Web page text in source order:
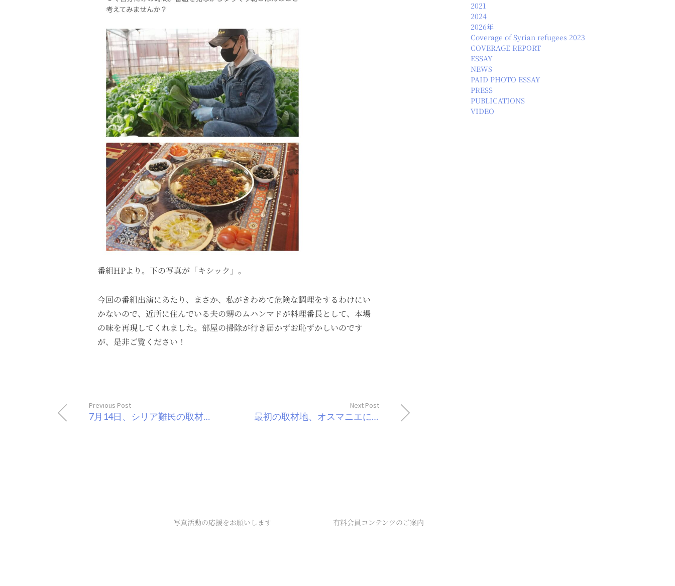
番組HPより。下の写真が「キシック」。
今回の番組出演にあたり、まさか、私がきわめて危険な調理をするわけにい
かないので、近所に住んでいる夫の甥のムハンマドが料理番長として、本場
の味を再現してくれました。部屋の掃除が行き届かずお恥ずかしいのです
が、是非ご覧ください！
Previous Post
7月14日、シリア難民の取材に出発しました
Next Post
最初の取材地、オスマニエに到着しました！
2021
2024
2026年
Coverage of Syrian refugees 2023
COVERAGE REPORT
ESSAY
NEWS
PAID PHOTO ESSAY
PRESS
PUBLICATIONS
VIDEO
写真活動の応援をお願いします
有料会員コンテンツのご案内